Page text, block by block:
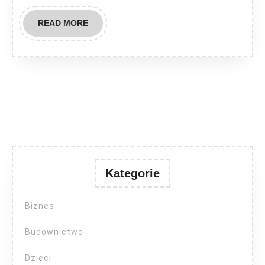
READ MOREREAD
MORE
Kategorie
Biznes
Budownictwo
Dzieci